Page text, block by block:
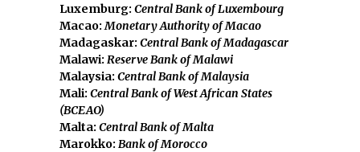
Luxemburg: Central Bank of Luxembourg
Macao:Monetary Authority of Macao
Madagaskar: Central Bank of Madagascar
Malawi: Reserve Bank of Malawi
Malaysia: Central Bank of Malaysia
Mali: Central Bank of West African States
(BCEAO)
Malta: Central Bank of Malta
Marokko: Bank of Morocco